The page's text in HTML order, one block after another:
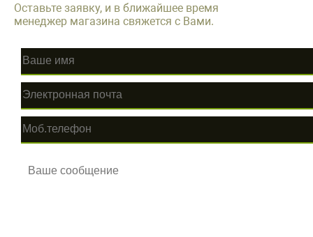
Оставьте заявку, и в ближайшее время
менеджер магазина свяжется с Вами.